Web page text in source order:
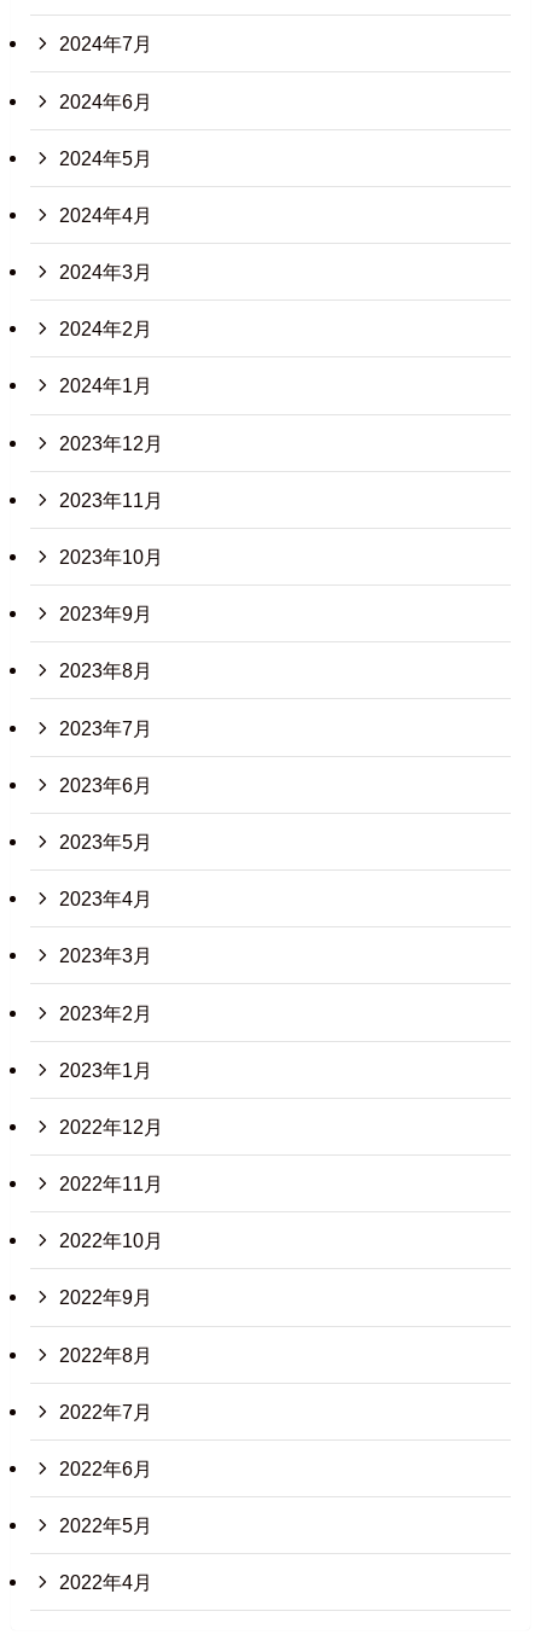
2024年7月
2024年6月
2024年5月
2024年4月
2024年3月
2024年2月
2024年1月
2023年12月
2023年11月
2023年10月
2023年9月
2023年8月
2023年7月
2023年6月
2023年5月
2023年4月
2023年3月
2023年2月
2023年1月
2022年12月
2022年11月
2022年10月
2022年9月
2022年8月
2022年7月
2022年6月
2022年5月
2022年4月